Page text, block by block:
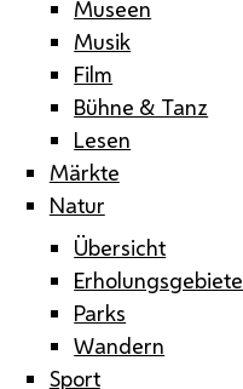
Museen
Musik
Film
Bühne & Tanz
Lesen
Märkte
Natur
Übersicht
Erholungsgebiete
Parks
Wandern
Sport